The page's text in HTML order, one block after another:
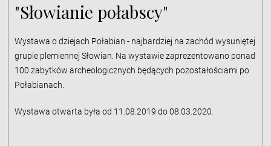
"Słowianie połabscy"
Wystawa o dziejach Połabian - najbardziej na zachód wysuniętej
grupie plemiennej Słowian. Na wystawie zaprezentowano ponad
100 zabytków archeologicznych będących pozostałościami po
Połabianach.
Wystawa otwarta była od 11.08.2019 do 08.03.2020.